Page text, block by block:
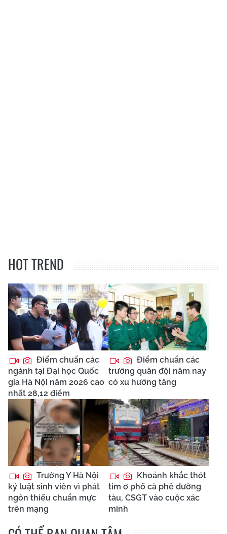
HOT TREND
Điểm chuẩn các
ngành tại Đại học Quốc
gia Hà Nội năm 2026 cao
nhất 28,12 điểm
Điểm chuẩn các
trường quân đội năm nay
có xu hướng tăng
Trường Y Hà Nội
kỷ luật sinh viên vì phát
ngôn thiếu chuẩn mực
trên mạng
Khoảnh khắc thót
tim ở phố cà phê đường
tàu, CSGT vào cuộc xác
minh